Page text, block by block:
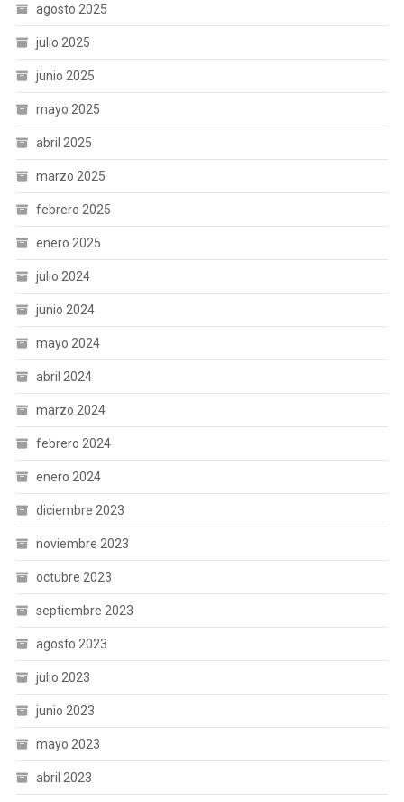
agosto 2025
julio 2025
junio 2025
mayo 2025
abril 2025
marzo 2025
febrero 2025
enero 2025
julio 2024
junio 2024
mayo 2024
abril 2024
marzo 2024
febrero 2024
enero 2024
diciembre 2023
noviembre 2023
octubre 2023
septiembre 2023
agosto 2023
julio 2023
junio 2023
mayo 2023
abril 2023